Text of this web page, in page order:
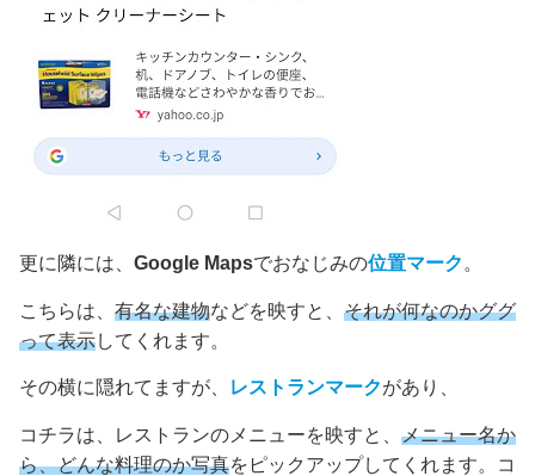
更に隣には、 Google Mapsでおなじみの位置マーク 。
こちらは、 有名な建物などを映すと、 それが何なのかググ
って表示してくれます。
その横に隠れてますが、 レストランマークがあり、
コチラは、レストランのメニューを映すと、 メニュー名か
ら、どんな料理のか写真をピックアップしてくれます。コ